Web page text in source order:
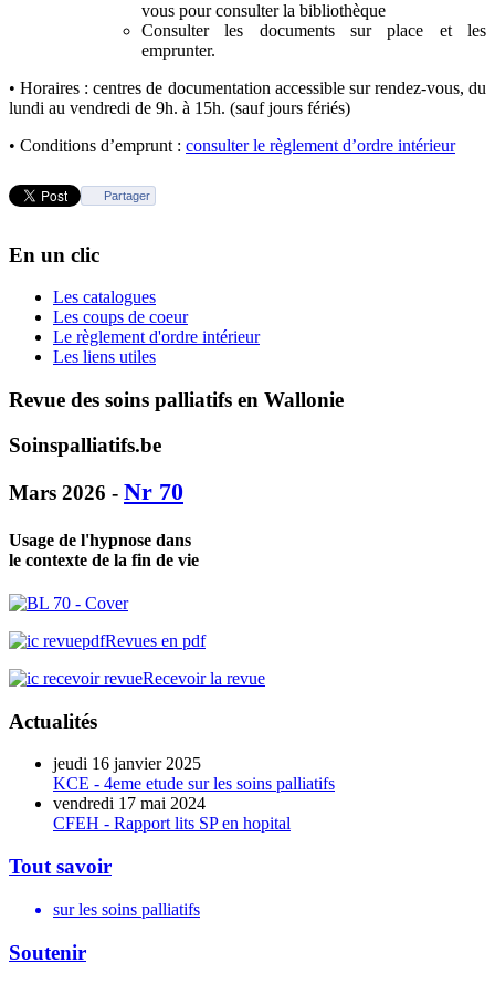
vous pour consulter la bibliothèque
Consulter les documents sur place et les
emprunter.
• Horaires : centres de documentation accessible sur rendez-vous, du
lundi au vendredi de 9h. à 15h. (sauf jours fériés)
• Conditions d’emprunt : consulter le règlement d’ordre intérieur
Partager
En un clic
Les catalogues
Les coups de coeur
Le règlement d'ordre intérieur
Les liens utiles
Revue des soins palliatifs en Wallonie
Soinspalliatifs.be
Mars 2026 - Nr 70
Usage de l'hypnose dans
le contexte de la fin de vie
Revues en pdf
Recevoir la revue
Actualités
jeudi 16 janvier 2025
KCE - 4eme etude sur les soins palliatifs
vendredi 17 mai 2024
CFEH - Rapport lits SP en hopital
Tout savoir
sur les soins palliatifs
Soutenir